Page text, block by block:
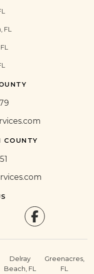
FL
COUNTY
Delray
Beach, FL
Greenacres,
FL